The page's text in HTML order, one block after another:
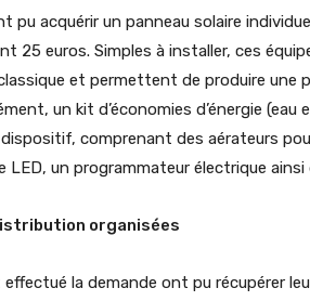
pu acquérir un panneau solaire
25 euros. Simples à installer, ces
et permettent de produire une
un kit d’économies d’énergie
comprenant des aérateurs
LED, un programmateur électrique
organisées
la demande ont pu récupérer